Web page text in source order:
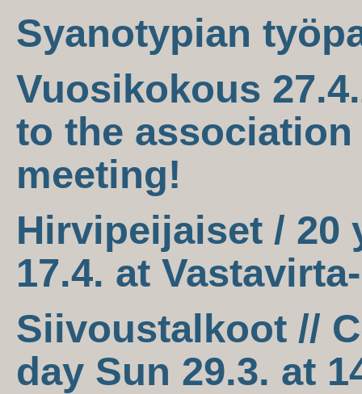
Syanotypian
Vuosikokous
to the
meeting!
Hirvipeijaiset / 20
17.4. at
Siivoustalkoot //
day Sun 29.3. at